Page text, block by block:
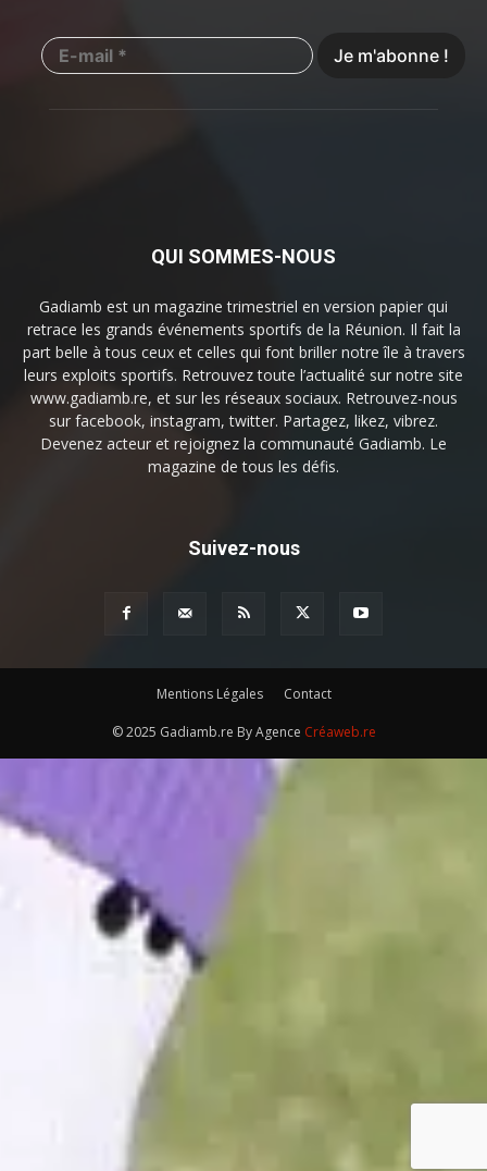
QUI SOMMES-NOUS
Gadiamb est un magazine trimestriel en version papier qui
retrace les grands événements sportifs de la Réunion. Il fait la
part belle à tous ceux et celles qui font briller notre île à travers
leurs exploits sportifs. Retrouvez toute l’actualité sur notre site
www.gadiamb.re, et sur les réseaux sociaux. Retrouvez-nous
sur facebook, instagram, twitter. Partagez, likez, vibrez.
Devenez acteur et rejoignez la communauté Gadiamb. Le
magazine de tous les défis.
Suivez-nous
Mentions Légales Contact
© 2025 Gadiamb.re By Agence Créaweb.re